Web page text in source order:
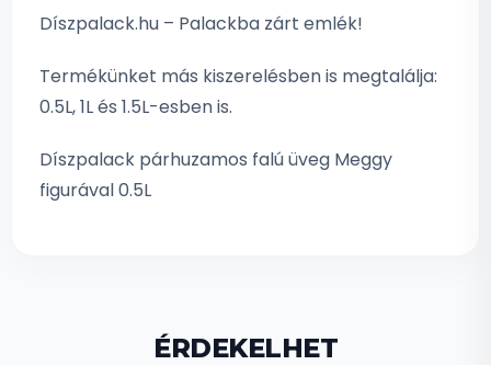
Díszpalack.hu – Palackba zárt emlék!
Termékünket más kiszerelésben is megtalálja:
0.5L, 1L és 1.5L-esben is.
Díszpalack párhuzamos falú üveg Meggy
figurával 0.5L
ÉRDEKELHET